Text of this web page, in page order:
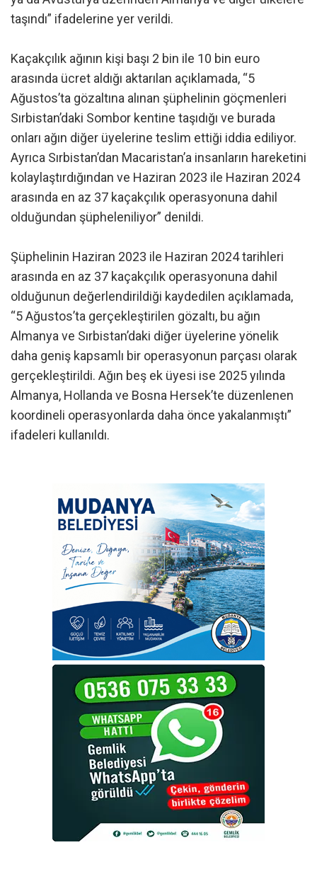
taşındı” ifadelerine yer verildi.
Kaçakçılık ağının kişi başı 2 bin ile 10 bin euro
arasında ücret aldığı aktarılan açıklamada, “5
Ağustos’ta gözaltına alınan şüphelinin göçmenleri
Sırbistan’daki Sombor kentine taşıdığı ve burada
onları ağın diğer üyelerine teslim ettiği iddia ediliyor.
Ayrıca Sırbistan’dan Macaristan’a insanların hareketini
kolaylaştırdığından ve Haziran 2023 ile Haziran 2024
arasında en az 37 kaçakçılık operasyonuna dahil
olduğundan şüpheleniliyor” denildi.
Şüphelinin Haziran 2023 ile Haziran 2024 tarihleri
arasında en az 37 kaçakçılık operasyonuna dahil
olduğunun değerlendirildiği kaydedilen açıklamada,
“5 Ağustos’ta gerçekleştirilen gözaltı, bu ağın
Almanya ve Sırbistan’daki diğer üyelerine yönelik
daha geniş kapsamlı bir operasyonun parçası olarak
gerçekleştirildi. Ağın beş ek üyesi ise 2025 yılında
Almanya, Hollanda ve Bosna Hersek’te düzenlenen
koordineli operasyonlarda daha önce yakalanmıştı”
ifadeleri kullanıldı.